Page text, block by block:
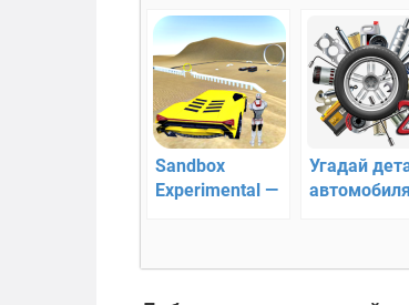
Sandbox
Experimental —
Угадай